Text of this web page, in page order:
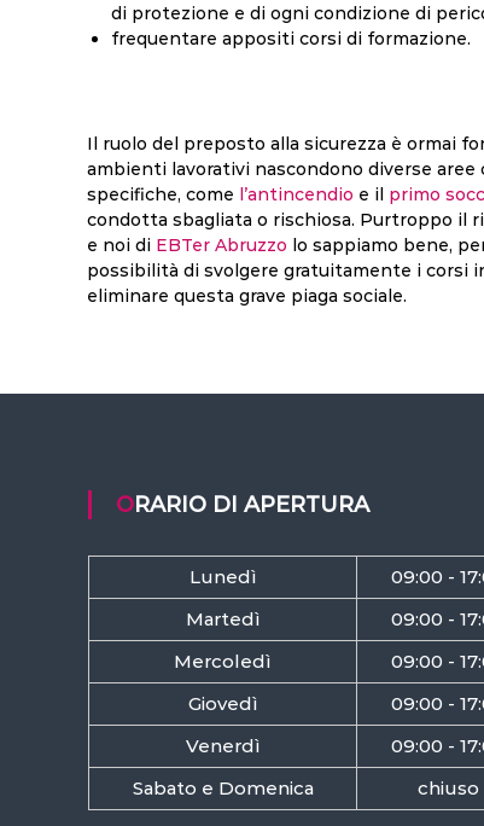
di protezione e di ogni condizione di
frequentare appositi corsi di formazione.
Il ruolo del preposto alla sicurezza è ormai
ambienti lavorativi nascondono diverse aree
specifiche, come l’antincendio e il primo
condotta sbagliata o rischiosa. Purtroppo il
e noi di EBTer Abruzzo lo sappiamo bene,
possibilità di svolgere gratuitamente i corsi
eliminare questa grave piaga sociale.
ORARIO DI APERTURA
Lunedì
09:00 -
Martedì
09:00 -
Mercoledì
09:00 -
Giovedì
09:00 -
Venerdì
09:00 -
Sabato e Domenica
chiuso